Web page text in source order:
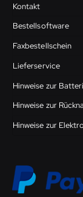
Kontakt
Bestellsoftware
Faxbestellschein
Lieferservice
Hinweise zur
Hinweise zur
Hinweise zur